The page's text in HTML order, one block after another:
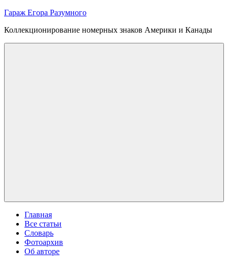
Skip
content
Гараж Егора Разумного
Коллекционирование номерных знаков Америки и Канады
Главная
Все статьи
Словарь
Фотоархив
Об авторе